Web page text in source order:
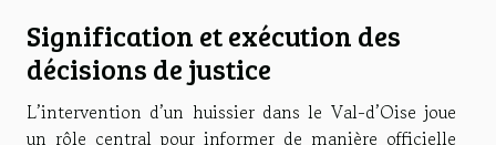
Signification et exécution des
décisions de justice
L’intervention d’un huissier dans le Val-d’Oise joue
un rôle central pour informer de manière officielle